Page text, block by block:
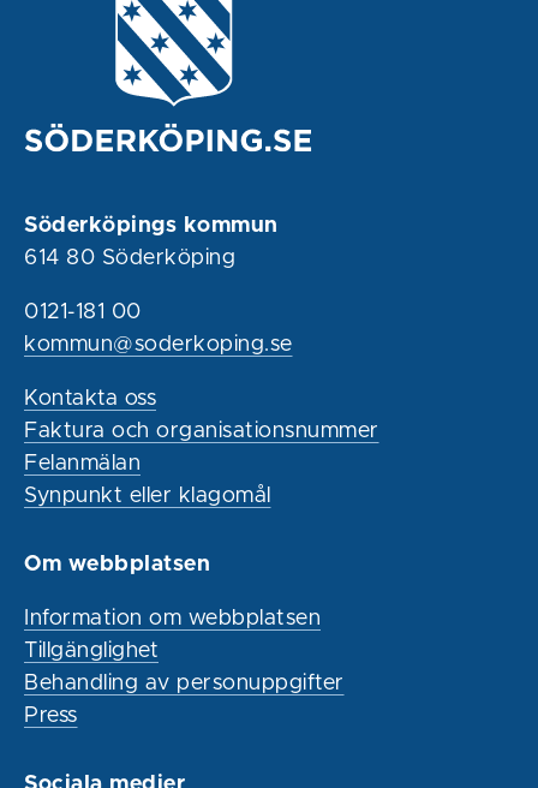
Söderköpings kommun
614 80 Söderköping
0121-181 00
kommun@soderkoping.se
Kontakta oss
Faktura och organisationsnummer
Felanmälan
Synpunkt eller klagomål
Om webbplatsen
Information om webbplatsen
Tillgänglighet
Behandling av personuppgifter
Press